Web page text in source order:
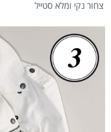
צחור נקי ומלא סטייל